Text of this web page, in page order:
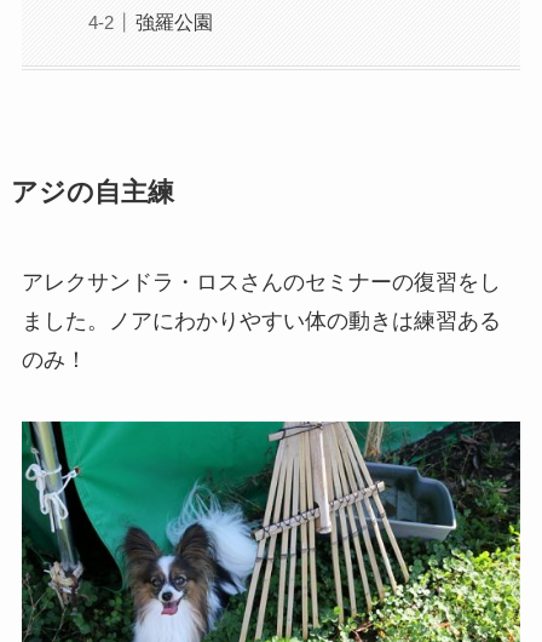
強羅公園
アジの自主練
アレクサンドラ・ロスさんのセミナーの復習をし
ました。ノアにわかりやすい体の動きは練習ある
のみ！